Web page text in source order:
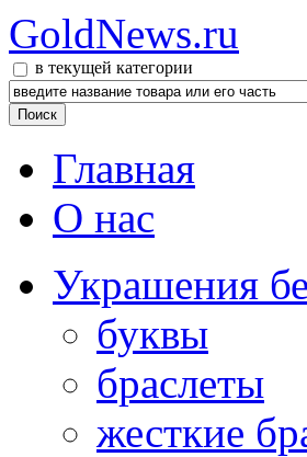
GoldNews.ru
в текущей категории
Главная
О нас
Украшения
буквы
браслеты
жесткие